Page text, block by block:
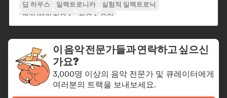
딥 하우스
일렉트로니카
실험적 일렉트로닉
펑키/재킨 하우스
하우스 음악
이 음악 전문가들과 연락하고 싶으신
가요?
3,000명 이상의 음악 전문가 및 큐레이터에게
여러분의 트랙을 보내보세요.